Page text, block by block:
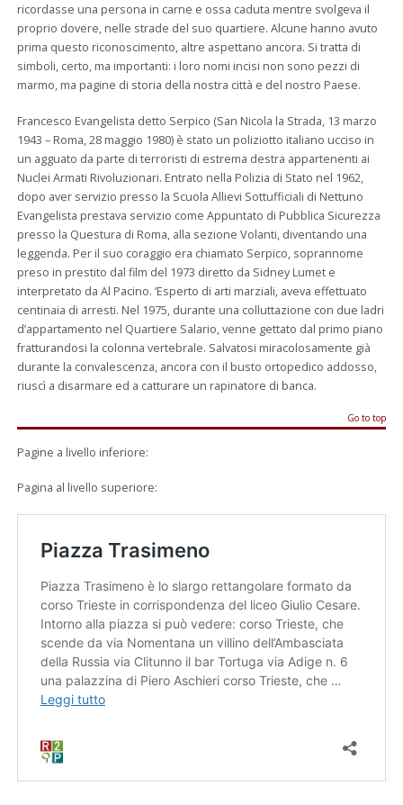
ricordasse una persona in carne e ossa caduta mentre svolgeva il
proprio dovere, nelle strade del suo quartiere. Alcune hanno avuto
prima questo riconoscimento, altre aspettano ancora. Si tratta di
simboli, certo, ma importanti: i loro nomi incisi non sono pezzi di
marmo, ma pagine di storia della nostra città e del nostro Paese.
Francesco Evangelista detto Serpico (San Nicola la Strada, 13 marzo
1943 – Roma, 28 maggio 1980) è stato un poliziotto italiano ucciso in
un agguato da parte di terroristi di estrema destra appartenenti ai
Nuclei Armati Rivoluzionari. Entrato nella Polizia di Stato nel 1962,
dopo aver servizio presso la Scuola Allievi Sottufficiali di Nettuno
Evangelista prestava servizio come Appuntato di Pubblica Sicurezza
presso la Questura di Roma, alla sezione Volanti, diventando una
leggenda. Per il suo coraggio era chiamato Serpico, soprannome
preso in prestito dal film del 1973 diretto da Sidney Lumet e
interpretato da Al Pacino. ‘Esperto di arti marziali, aveva effettuato
centinaia di arresti. Nel 1975, durante una colluttazione con due ladri
d’appartamento nel Quartiere Salario, venne gettato dal primo piano
fratturandosi la colonna vertebrale. Salvatosi miracolosamente già
durante la convalescenza, ancora con il busto ortopedico addosso,
riuscì a disarmare ed a catturare un rapinatore di banca.
Go to top
Pagine a livello inferiore:
Pagina al livello superiore: